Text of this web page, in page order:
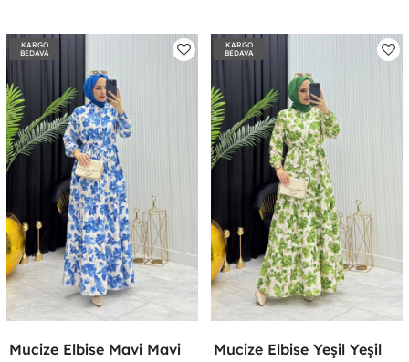
KARGO
BEDAVA
Mucize Elbise Mavi Mavi
KARGO
BEDAVA
Mucize Elbise Yeşil Yeşil